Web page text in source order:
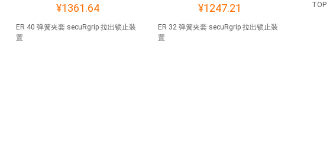
¥1361.64
ER 40 弹簧夹套 secuRgrip 拉出锁止装
置
¥1247.21
ER 32 弹簧夹套 secuRgrip 拉出锁止装
置
TOP